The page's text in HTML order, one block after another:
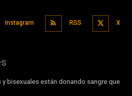
Instagram RSS X
bisexuales están donando sangre que